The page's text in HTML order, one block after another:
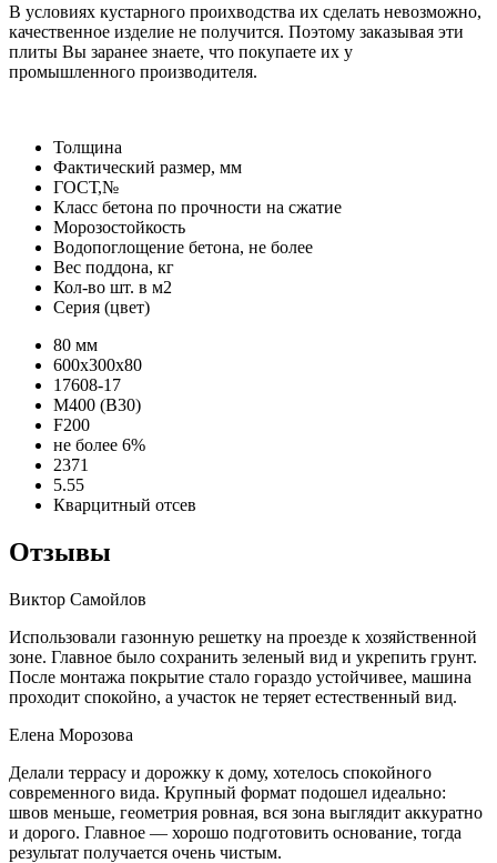
В условиях кустарного проихводства их сделать невозможно,
качественное изделие не получится. Поэтому заказывая эти
плиты Вы заранее знаете, что покупаете их у
промышленного производителя.
Толщина
Фактический размер, мм
ГОСТ,№
Класс бетона по прочности на сжатие
Морозостойкость
Водопоглощение бетона, не более
Вес поддона, кг
Кол-во шт. в м2
Серия (цвет)
80 мм
600х300х80
17608-17
М400 (В30)
F200
не более 6%
2371
5.55
Кварцитный отсев
Отзывы
Виктор Самойлов
Использовали газонную решетку на проезде к хозяйственной
зоне. Главное было сохранить зеленый вид и укрепить грунт.
После монтажа покрытие стало гораздо устойчивее, машина
проходит спокойно, а участок не теряет естественный вид.
Елена Морозова
Делали террасу и дорожку к дому, хотелось спокойного
современного вида. Крупный формат подошел идеально:
швов меньше, геометрия ровная, вся зона выглядит аккуратно
и дорого. Главное — хорошо подготовить основание, тогда
результат получается очень чистым.